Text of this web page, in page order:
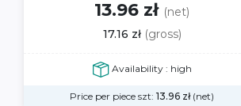
13.96 zł (net)
17.16 zł (gross)
Availability : high
Price per piece szt:13.96 zł(net)